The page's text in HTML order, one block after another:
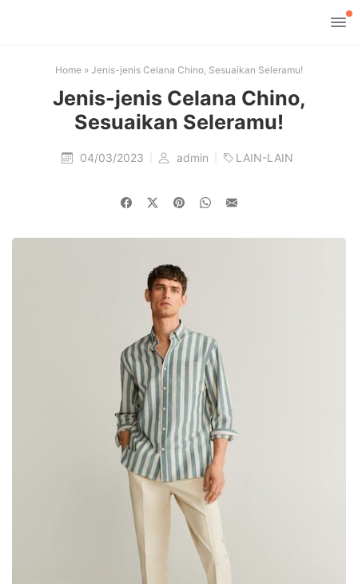
Home » Jenis-jenis Celana Chino, Sesuaikan Seleramu!
Jenis-jenis Celana Chino,
Sesuaikan Seleramu!
04/03/2023 admin LAIN-LAIN